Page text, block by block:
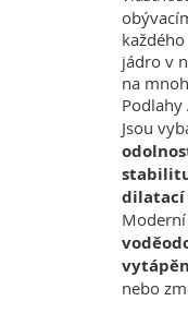
jádro v
na
Podlahy
Jsou
dilatací
nebo